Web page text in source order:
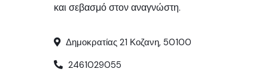
και σεβασμό στον αναγνώστη.
Δημοκρατίας 21 Κοζανη, 50100
2461029055